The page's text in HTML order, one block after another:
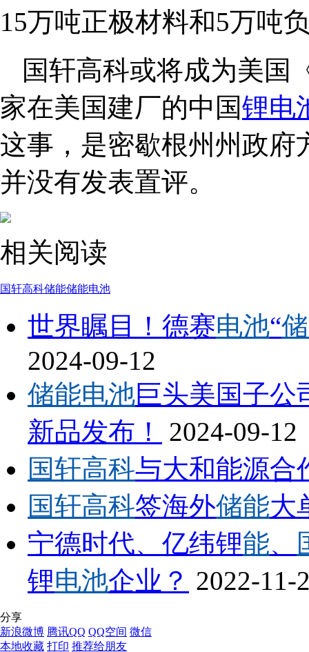
15万吨正极材料和5万吨
国轩高科或将成为美国
家在美国建厂的中国锂电
这事，是密歇根州州政府
并没有发表置评。
相关阅读
国轩高科储能储能电池
世界瞩目！德赛电池“
2024-09-12
储能电池巨头美国子公
新品发布！
2024-09-12
国轩高科与大和能源合
国轩高科签海外储能大
宁德时代、亿纬锂能、
锂电池企业？ 2022-11-
分享
新浪微博 腾讯QQ QQ空间 微信
本地收藏 打印 推荐给朋友